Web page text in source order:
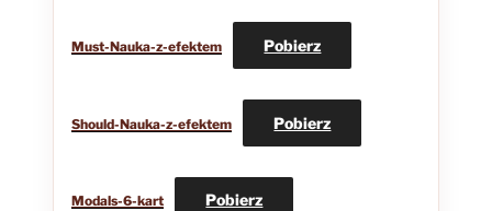
Must-Nauka-z-efektem Pobierz
Should-Nauka-z-efektem Pobierz
Modals-6-kart Pobierz